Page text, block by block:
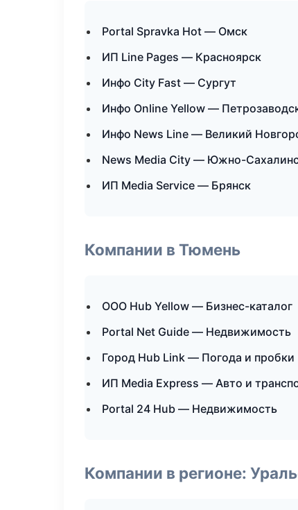
Portal Spravka Hot — Омск
ИП Line Pages — Красноярск
Инфо City Fast — Сургут
Инфо Online Yellow —
Инфо News Line — Великий
News Media City — Южно-
ИП Media Service — Брянск
Компании в Тюмень
ООО Hub Yellow — Бизнес-каталог
Portal Net Guide — Недвижимость
Город Hub Link — Погода и пробки
ИП Media Express — Авто и
Portal 24 Hub — Недвижимость
Компании в регионе: